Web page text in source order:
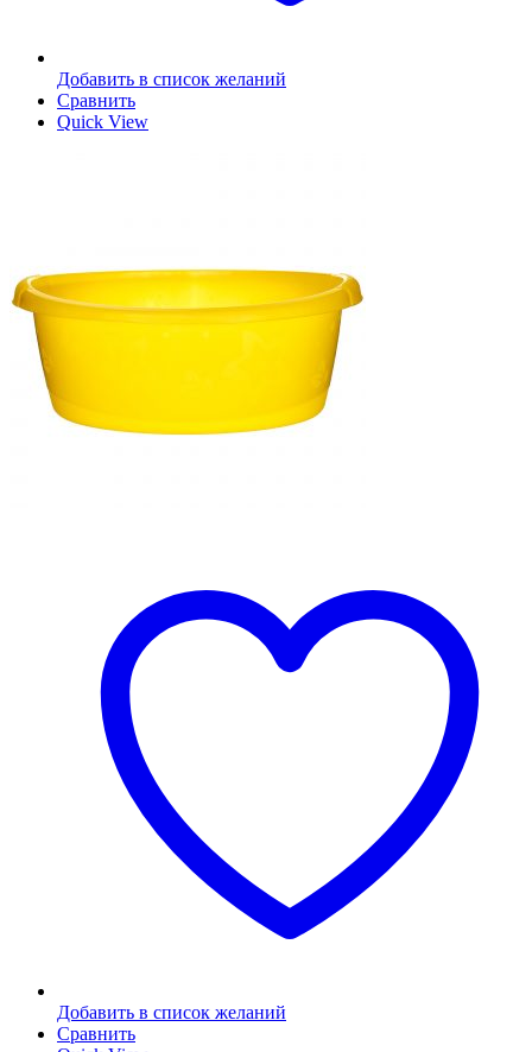
Добавить в список желаний
Сравнить
Quick View
Добавить в список желаний
Сравнить